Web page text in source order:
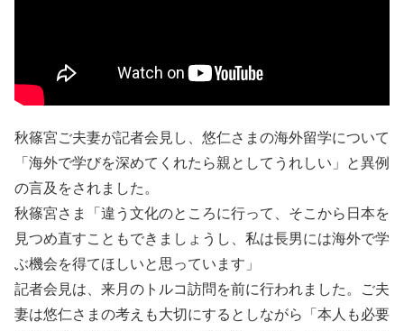
秋篠宮ご夫妻が記者会見し、悠仁さまの海外留学について
「海外で学びを深めてくれたら親としてうれしい」と異例
の言及をされました。
秋篠宮さま「違う文化のところに行って、そこから日本を
見つめ直すこともできましょうし、私は長男には海外で学
ぶ機会を得てほしいと思っています」
記者会見は、来月のトルコ訪問を前に行われました。ご夫
妻は悠仁さまの考えも大切にするとしながら「本人も必要